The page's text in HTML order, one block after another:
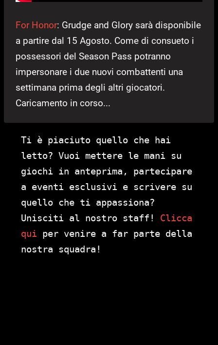
For Honor: Grudge and Glory sarà disponibile
a partire dal 15 Agosto. Come di consueto i
possessori del Season Pass potranno
impersonare i due nuovi combattenti una
settimana prima degli altri giocatori.
Caricamento in corso...
Ti è piaciuto quello che hai
letto? Vuoi mettere le mani su
giochi in anteprima, partecipare
a eventi esclusivi e scrivere su
quello che ti appassiona?
Unisciti al nostro staff! Clicca
qui per venire a far parte della
nostra squadra!